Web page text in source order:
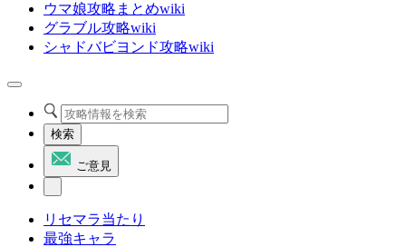
ウマ娘攻略まとめwiki
グラブル攻略wiki
シャドバビヨンド攻略wiki
検索
ご意見
リセマラ当たり
最強キャラ